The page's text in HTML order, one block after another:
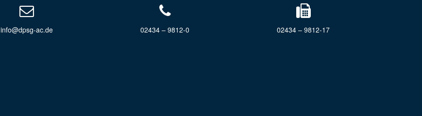
info@dpsg-ac.de 02434 – 9812-0 02434 – 9812-17